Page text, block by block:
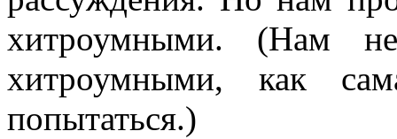
хитроумными. (Нам
хитроумными, как
попытаться.)